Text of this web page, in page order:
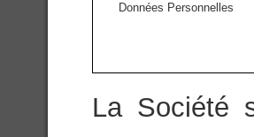
Données Personnelles
La Société